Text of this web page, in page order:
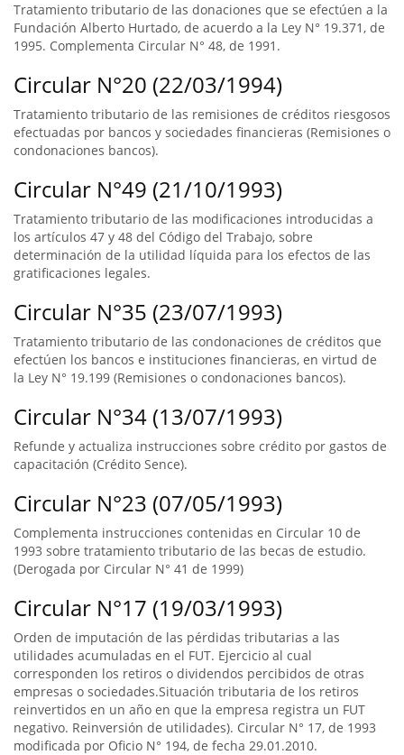
Tratamiento tributario de las donaciones que se efectúen a la
Fundación Alberto Hurtado, de acuerdo a la Ley N° 19.371, de
1995. Complementa Circular N° 48, de 1991.
Circular N°20 (22/03/1994)
Tratamiento tributario de las remisiones de créditos riesgosos
efectuadas por bancos y sociedades financieras (Remisiones o
condonaciones bancos).
Circular N°49 (21/10/1993)
Tratamiento tributario de las modificaciones introducidas a
los artículos 47 y 48 del Código del Trabajo, sobre
determinación de la utilidad líquida para los efectos de las
gratificaciones legales.
Circular N°35 (23/07/1993)
Tratamiento tributario de las condonaciones de créditos que
efectúen los bancos e instituciones financieras, en virtud de
la Ley N° 19.199 (Remisiones o condonaciones bancos).
Circular N°34 (13/07/1993)
Refunde y actualiza instrucciones sobre crédito por gastos de
capacitación (Crédito Sence).
Circular N°23 (07/05/1993)
Complementa instrucciones contenidas en Circular 10 de
1993 sobre tratamiento tributario de las becas de estudio.
(Derogada por Circular N° 41 de 1999)
Circular N°17 (19/03/1993)
Orden de imputación de las pérdidas tributarias a las
utilidades acumuladas en el FUT. Ejercicio al cual
corresponden los retiros o dividendos percibidos de otras
empresas o sociedades.Situación tributaria de los retiros
reinvertidos en un año en que la empresa registra un FUT
negativo. Reinversión de utilidades). Circular N° 17, de 1993
modificada por Oficio N° 194, de fecha 29.01.2010.